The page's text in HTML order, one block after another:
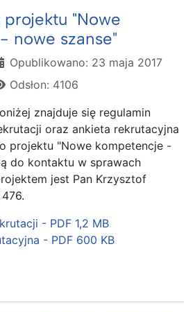
"Nowe
nowe szanse"
Opublikowano: 23 maja 2017
Odsłon: 4106
znajduje się regulamin
oraz ankieta rekrutacyjna
projektu "Nowe kompetencje -
do kontaktu w sprawach
jest Pan Krzysztof
- PDF 1,2 MB
- PDF 600 KB